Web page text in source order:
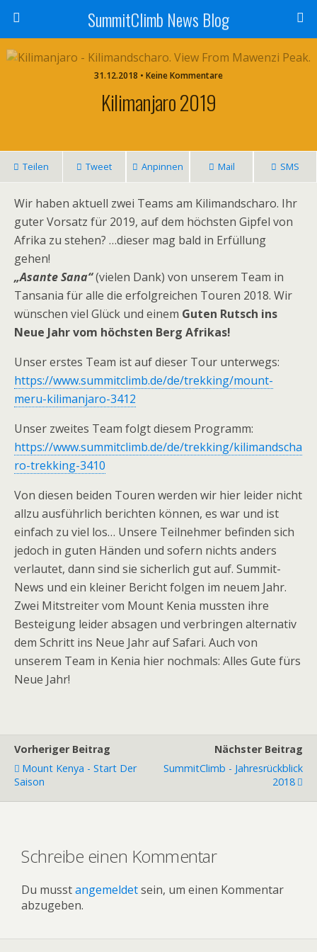
SummitClimb News Blog
31.12.2018 • Keine Kommentare
Kilimanjaro 2019
Teilen Tweet Anpinnen Mail SMS
Wir haben aktuell zwei Teams am Kilimandscharo. Ihr
guter Vorsatz für 2019, auf dem höchsten Gipfel von
Afrika zu stehen? …dieser mag bald in Erfüllung
gehen!
„Asante Sana“(vielen Dank) von unserem Team in
Tansania für alle die erfolgreichen Touren 2018. Wir
wünschen viel Glück und einem Guten Rutsch ins
Neue Jahr vom höchsten Berg Afrikas!
Unser erstes Team ist auf dieser Tour unterwegs:
https://www.summitclimb.de/de/trekking/mount-
meru-kilimanjaro-3412
Unser zweites Team folgt diesem Programm:
https://www.summitclimb.de/de/trekking/kilimandscha
ro-trekking-3410
Von diesen beiden Touren werden wir hier leider nicht
allzu ausführlich berichten können, es war und ist
einfach zu viel los… Unsere Teilnehmer befinden sich
jedoch in guten Händen und sofern nichts anders
verlautet, dann sind sie sicherlich gut auf. Summit-
News und ein kleiner Bericht folgen im neuem Jahr.
Zwei Mitstreiter vom Mount Kenia mussten ihre
Besteigung leider absagen und verbringen alternativ
dem Schritt ins Neue Jahr auf Safari. Auch von
unserem Team in Kenia hier nochmals: Alles Gute fürs
Neue Jahr!
Vorheriger Beitrag
Mount Kenya - Start Der
Saison
Nächster Beitrag
SummitClimb - Jahresrückblick
2018
Schreibe einen Kommentar
Du musstangemeldetsein, um einen Kommentar
abzugeben.